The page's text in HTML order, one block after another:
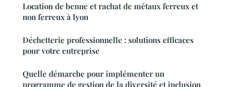
Location de benne et rachat de métaux ferreux et
non ferreux à lyon
Déchetterie professionnelle : solutions efficaces
pour votre entreprise
Quelle démarche pour implémenter un
programme de gestion de la diversité et inclusion